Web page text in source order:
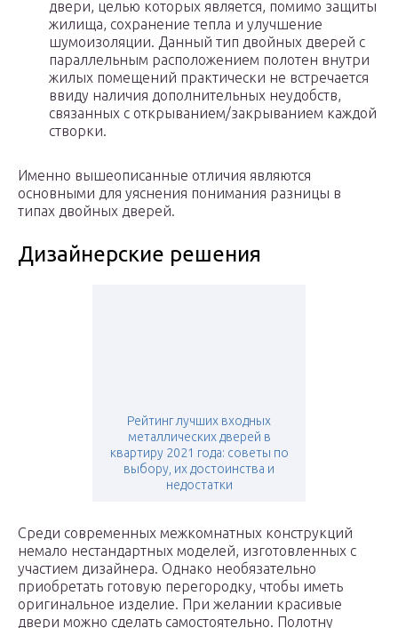
двери, целью которых является, помимо защиты
жилища, сохранение тепла и улучшение
шумоизоляции. Данный тип двойных дверей с
параллельным расположением полотен внутри
жилых помещений практически не встречается
ввиду наличия дополнительных неудобств,
связанных с открыванием/закрыванием каждой
створки.
Именно вышеописанные отличия являются
основными для уяснения понимания разницы в
типах двойных дверей.
Дизайнерские решения
Рейтинг лучших входных
металлических дверей в
квартиру 2021 года: советы по
выбору, их достоинства и
недостатки
Среди современных межкомнатных конструкций
немало нестандартных моделей, изготовленных с
участием дизайнера. Однако необязательно
приобретать готовую перегородку, чтобы иметь
оригинальное изделие. При желании красивые
двери можно сделать самостоятельно. Полотну